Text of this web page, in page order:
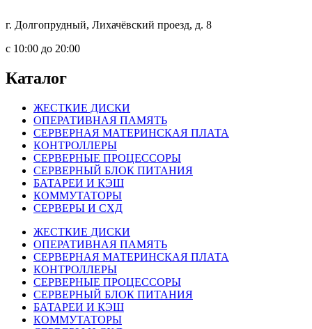
г. Долгопрудный, Лихачёвский проезд, д. 8
c 10:00 до 20:00
Каталог
ЖЕСТКИЕ ДИСКИ
ОПЕРАТИВНАЯ ПАМЯТЬ
СЕРВЕРНАЯ МАТЕРИНСКАЯ ПЛАТА
КОНТРОЛЛЕРЫ
СЕРВЕРНЫЕ ПРОЦЕССОРЫ
СЕРВЕРНЫЙ БЛОК ПИТАНИЯ
БАТАРЕИ И КЭШ
КОММУТАТОРЫ
СЕРВЕРЫ И СХД
ЖЕСТКИЕ ДИСКИ
ОПЕРАТИВНАЯ ПАМЯТЬ
СЕРВЕРНАЯ МАТЕРИНСКАЯ ПЛАТА
КОНТРОЛЛЕРЫ
СЕРВЕРНЫЕ ПРОЦЕССОРЫ
СЕРВЕРНЫЙ БЛОК ПИТАНИЯ
БАТАРЕИ И КЭШ
КОММУТАТОРЫ